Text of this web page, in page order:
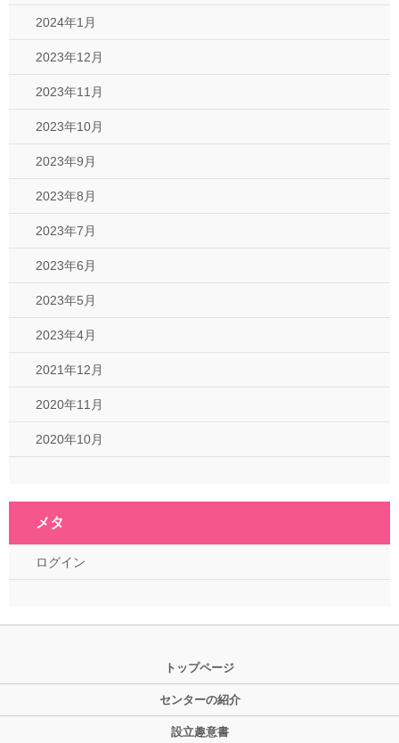
2024年1月
2023年12月
2023年11月
2023年10月
2023年9月
2023年8月
2023年7月
2023年6月
2023年5月
2023年4月
2021年12月
2020年11月
2020年10月
メタ
ログイン
トップページ
センターの紹介
設立趣意書